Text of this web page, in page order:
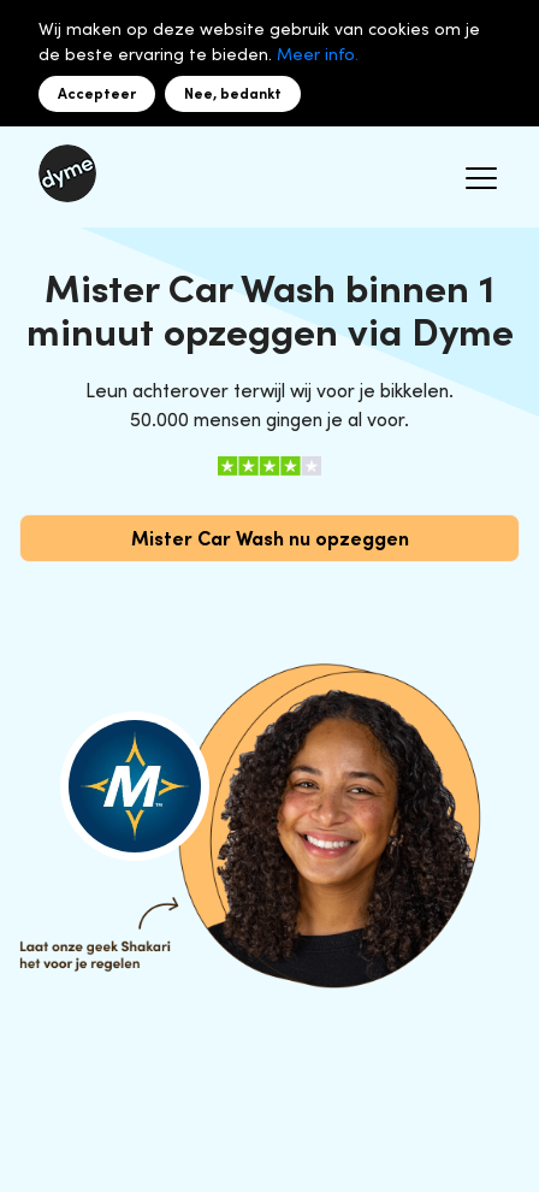
Wij maken op deze website gebruik van cookies om je
de beste ervaring te bieden. Meer info.
Accepteer Nee, bedankt
Mister Car Wash binnen 1
minuut opzeggen via Dyme
Leun achterover terwijl wij voor je bikkelen.
50.000 mensen gingen je al voor.
Mister Car Wash nu opzeggen